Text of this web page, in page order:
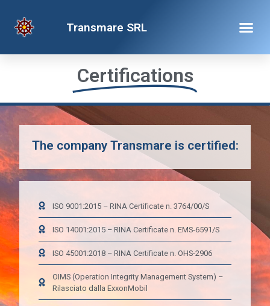
Transmare SRL
CERTIFICATIONS
Certifications
The company Transmare is certified:
ISO 9001:2015 – RINA Certificate n. 3764/00/S
ISO 14001:2015 – RINA Certificate n. EMS-6591/S
ISO 45001:2018 – RINA Certificate n. OHS-2906
OIMS (Operation Integrity Management System) –
Rilasciato dalla ExxonMobil